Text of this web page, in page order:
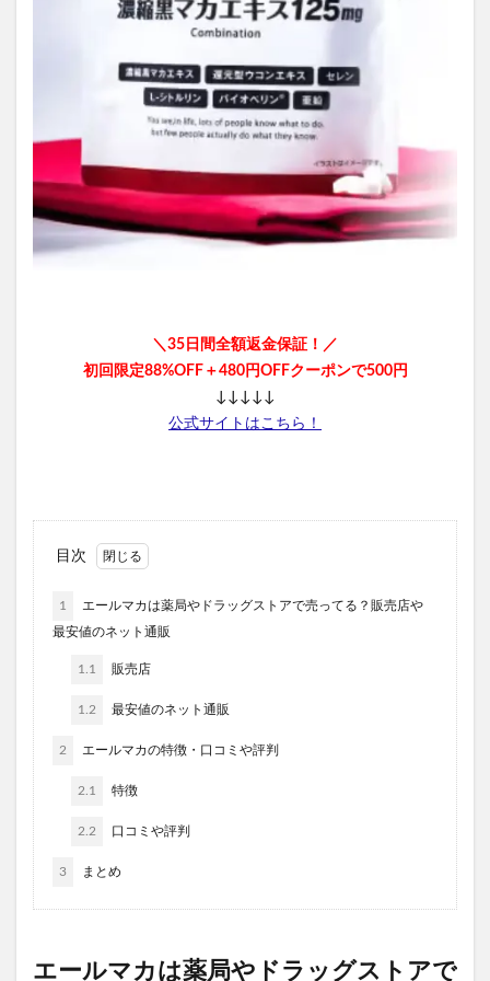
＼35日間全額返金保証！／
初回限定88%OFF＋480円OFFクーポンで500円
↓↓↓↓↓
公式サイトはこちら！
目次
1
エールマカは薬局やドラッグストアで売ってる？販売店や
最安値のネット通販
1.1 販売店
1.2 最安値のネット通販
2 エールマカの特徴・口コミや評判
2.1 特徴
2.2 口コミや評判
3 まとめ
エールマカは薬局やドラッグストアで